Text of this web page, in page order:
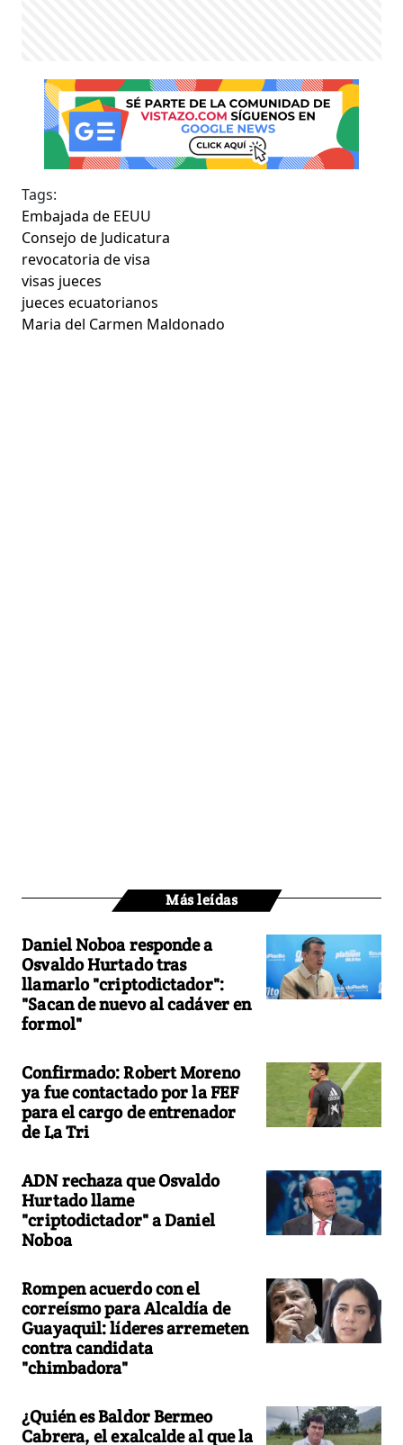
Tags:
Embajada de EEUU
Consejo de Judicatura
revocatoria de visa
visas jueces
jueces ecuatorianos
Maria del Carmen Maldonado
Más leídas
Daniel Noboa responde a
Osvaldo Hurtado tras
llamarlo "criptodictador":
"Sacan de nuevo al cadáver en
formol"
Confirmado: Robert Moreno
ya fue contactado por la FEF
para el cargo de entrenador
de La Tri
ADN rechaza que Osvaldo
Hurtado llame
"criptodictador" a Daniel
Noboa
Rompen acuerdo con el
correísmo para Alcaldía de
Guayaquil: líderes arremeten
contra candidata
"chimbadora"
¿Quién es Baldor Bermeo
Cabrera, el exalcalde al que la